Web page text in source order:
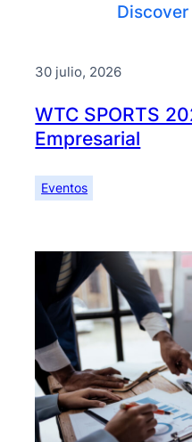
30 julio, 2026
WTC SPORTS
Empresarial
Eventos